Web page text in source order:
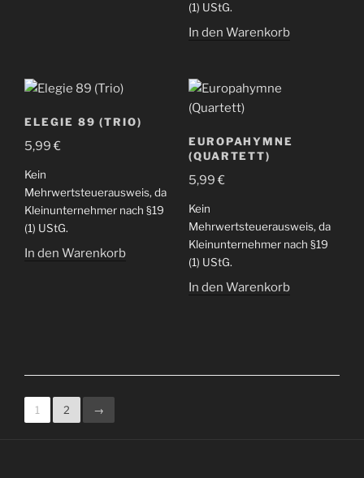
(1) UStG.
In den Warenkorb
ELEGIE 89 (TRIO)
5,99€
Kein
Mehrwertsteuerausweis, da
Kleinunternehmer nach §19
(1) UStG.
In den Warenkorb
EUROPAHYMNE
(QUARTETT)
5,99€
Kein
Mehrwertsteuerausweis, da
Kleinunternehmer nach §19
(1) UStG.
In den Warenkorb
1 2 →